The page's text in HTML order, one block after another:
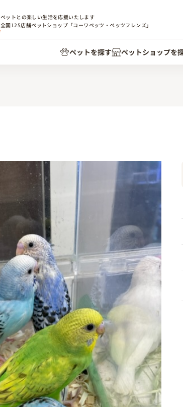
ペットとの楽しい生活を応援いたします
全国125店舗ペットショップ「コーワペッツ・ペッツフレンズ」
ペットを探す ペットショップを